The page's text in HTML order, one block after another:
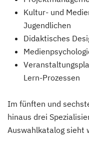
Kultur- und
Jugendlichen
Didaktisches
Lern-Prozessen
Im fünften und
hinaus drei
Auswahlkatalog sieht